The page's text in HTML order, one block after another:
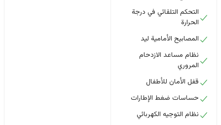
التحكم التلقائي في درجة
الحرارة
المصابيح الأمامية ليد
نظام مساعد الازدحام
المروري
قفل الأمان للأطفال
حساسات ضغط الإطارات
نظام التوجيه الكهربائي